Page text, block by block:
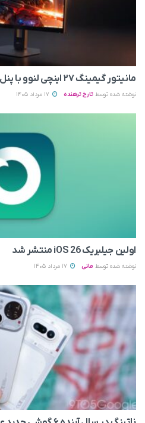
مانیتور گیمینگ ۲۷ اینچی لنوو با پنل خمیده رونمایی شد
نوشته شده توسط تارخ ترهنده
اولین جیلبریک iOS 26 منتشر شد
نوشته شده توسط مانی